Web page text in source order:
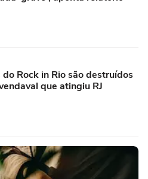
do Rock in Rio são destruídos
que atingiu RJ